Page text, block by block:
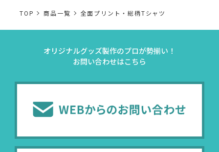
TOP 商品一覧 全面プリント・総柄Tシャツ
オリジナルグッズ製作のプロが勢揃い！
お問い合わせはこちら